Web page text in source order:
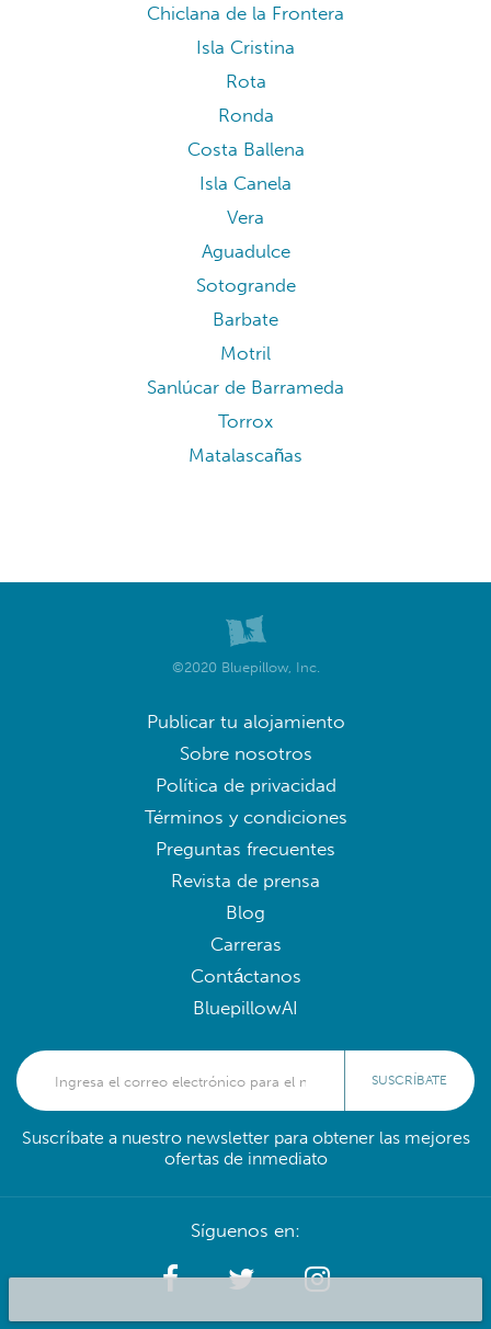
Chiclana de la Frontera
Isla Cristina
Rota
Ronda
Costa Ballena
Isla Canela
Vera
Aguadulce
Sotogrande
Barbate
Motril
Sanlúcar de Barrameda
Torrox
Matalascañas
©2020 Bluepillow, Inc.
Publicar tu alojamiento
Sobre nosotros
Política de privacidad
Términos y condiciones
Preguntas frecuentes
Revista de prensa
Blog
Carreras
Contáctanos
BluepillowAI
SUSCRÍBATE
Suscríbate a nuestro newsletter para obtener las mejores
ofertas de inmediato
Síguenos en: